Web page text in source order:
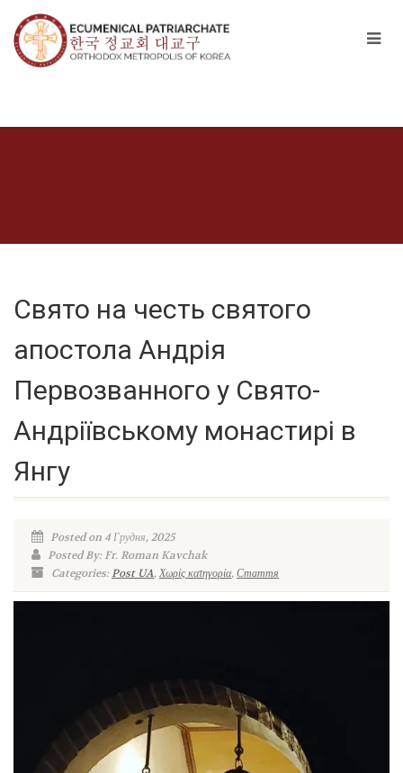
Свято на честь святого
апостола Андрія
Первозванного у Свято-
Андріївському монастирі в
Янгу
Posted on 4 Грудня, 2025
Posted By: Fr. Roman Kavchak
Categories:Post UA,Χωρίς κατηγορία,Стаття